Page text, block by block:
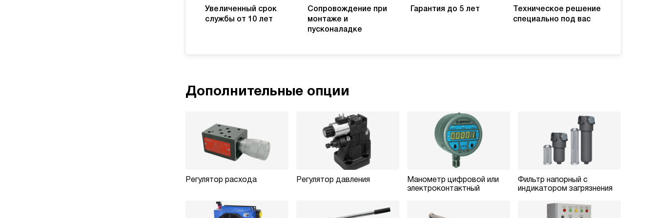
Увеличенный срок
службы от 10 лет
Сопровождение при
монтаже и
пусконаладке
Гарантия до 5 лет
Техническое решение
специально под вас
Дополнительные опции
Регулятор расхода Регулятор давления
Манометр цифровой или
электроконтактный
Фильтр напорный с
индикатором загрязнения